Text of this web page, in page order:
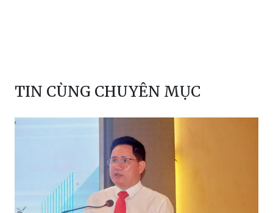
TIN CÙNG CHUYÊN MỤC